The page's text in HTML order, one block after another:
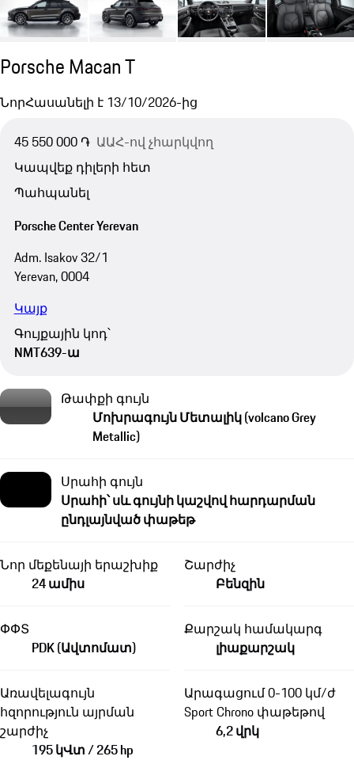
Porsche Macan T
ՆորՀասանելի է 13/10/2026-ից
45 550 000 ֏ ԱԱՀ-ով չհարկվող
Կապվեք դիլերի հետ
Պահպանել
Porsche Center Yerevan
Adm. Isakov 32/1
Yerevan, 0004
Կայք
Գույքային կոդ՝
NMT639-ա
Թափքի գույն
Մոխրագույն Մետալիկ (volcano Grey
Metallic)
Սրահի գույն
Սրահի՝ սև գույնի կաշվով հարդարման
ընդլայնված փաթեթ
Նոր մեքենայի երաշխիք
24 ամիս
Շարժիչ
Բենզին
ՓՓՏ
PDK (Ավտոմատ)
Քարշակ համակարգ
լիաքարշակ
Առավելագույն
հզորություն այրման
շարժիչ
195 կՎտ / 265 hp
Արագացում 0-100 կմ/ժ
Sport Chrono փաթեթով
6,2 վրկ